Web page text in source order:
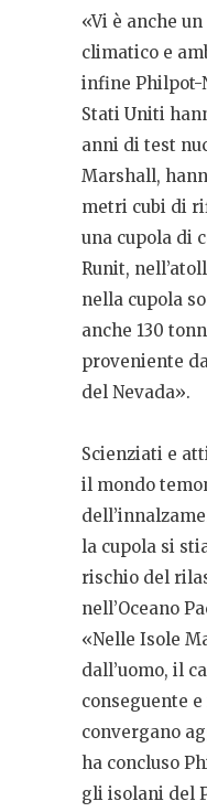
«Vi è anche
climatico e
infine Philpot-
Stati Uniti
anni di test
Marshall,
metri cubi di
una cupola di
Runit,
nella cupola
anche 130
proveniente
del Nevada».
Scienziati e
il mondo
la cupola si
rischio del
nell’Oceano
«Nelle Isole
dall’uomo, il
conseguente
convergano
ha concluso
gli isolani del